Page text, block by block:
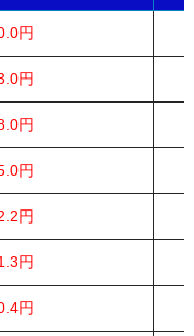
円
円
円
円
円
円
円